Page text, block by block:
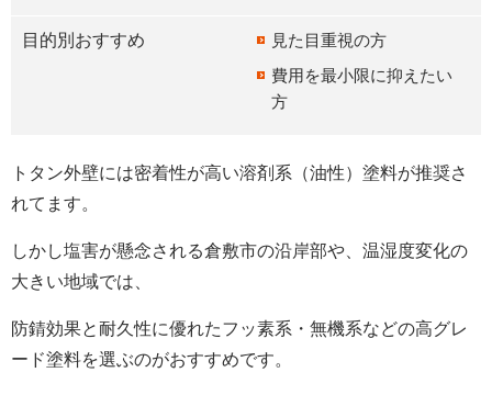
目的別おすすめ
見た目重視の方
費用を最小限に抑えたい
方
トタン外壁には密着性が高い溶剤系（油性）塗料が推奨さ
れてます。
しかし塩害が懸念される倉敷市の沿岸部や、温湿度変化の
大きい地域では、
防錆効果と耐久性に優れたフッ素系・無機系などの高グレ
ード塗料を選ぶのがおすすめです。